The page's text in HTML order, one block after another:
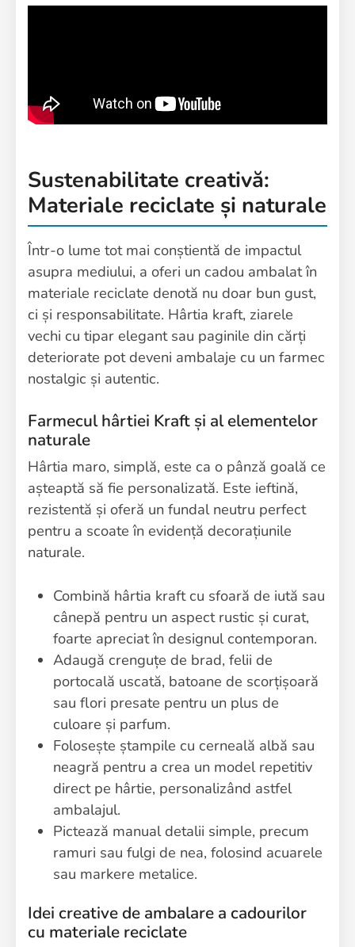
Sustenabilitate creativă:
Materiale reciclate și naturale
Într-o lume tot mai conștientă de impactul
asupra mediului, a oferi un cadou ambalat în
materiale reciclate denotă nu doar bun gust,
ci și responsabilitate. Hârtia kraft, ziarele
vechi cu tipar elegant sau paginile din cărți
deteriorate pot deveni ambalaje cu un farmec
nostalgic și autentic.
Farmecul hârtiei Kraft și al elementelor
naturale
Hârtia maro, simplă, este ca o pânză goală ce
așteaptă să fie personalizată. Este ieftină,
rezistentă și oferă un fundal neutru perfect
pentru a scoate în evidență decorațiunile
naturale.
Combină hârtia kraft cu sfoară de iută sau
cânepă pentru un aspect rustic și curat,
foarte apreciat în designul contemporan.
Adaugă crenguțe de brad, felii de
portocală uscată, batoane de scorțișoară
sau flori presate pentru un plus de
culoare și parfum.
Folosește ștampile cu cerneală albă sau
neagră pentru a crea un model repetitiv
direct pe hârtie, personalizând astfel
ambalajul.
Pictează manual detalii simple, precum
ramuri sau fulgi de nea, folosind acuarele
sau markere metalice.
Idei creative de ambalare a cadourilor
cu materiale reciclate